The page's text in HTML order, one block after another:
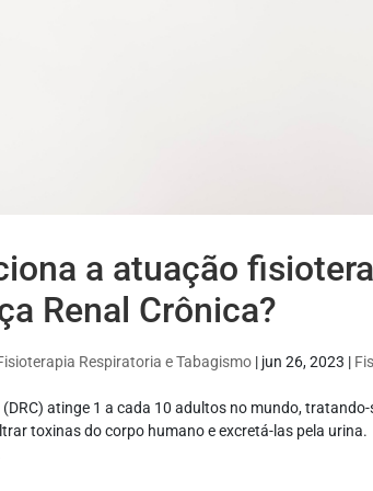
a atuação
Renal Crônica?
Respiratoria e Tabagismo | jun 26, 2023 |
(DRC) atinge 1 a cada 10 adultos no mundo,
toxinas do corpo humano e excretá-las pela